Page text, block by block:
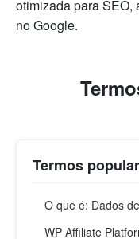
otimizada para SEO,
no Google.
Termos
O que é: Dados
WP Affiliate